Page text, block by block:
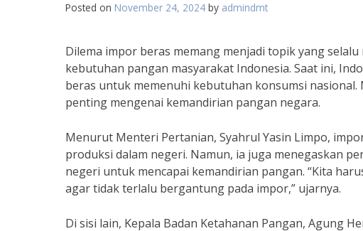
Posted on November 24, 2024 by admindmt
Dilema impor beras memang menjadi topik yang
kebutuhan pangan masyarakat Indonesia. Saat ini,
beras untuk memenuhi kebutuhan konsumsi
penting mengenai kemandirian pangan negara.
Menurut Menteri Pertanian, Syahrul Yasin Limpo,
produksi dalam negeri. Namun, ia juga menegaskan
negeri untuk mencapai kemandirian pangan. “Kita
agar tidak terlalu bergantung pada impor,” ujarnya.
Di sisi lain, Kepala Badan Ketahanan Pangan, Agung